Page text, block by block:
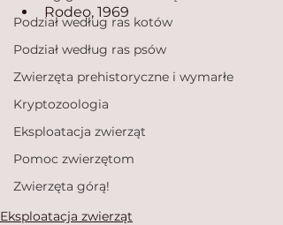
Podział według ras kotów
Podział według ras psów
Zwierzęta prehistoryczne i wymarłe
Kryptozoologia
Eksploatacja zwierząt
Pomoc zwierzętom
Zwierzęta górą!
Rodeo, 1969
Eksploatacja zwierząt